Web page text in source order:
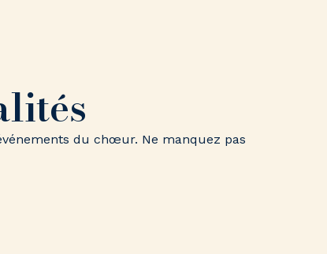
du chœur. Ne manquez pas